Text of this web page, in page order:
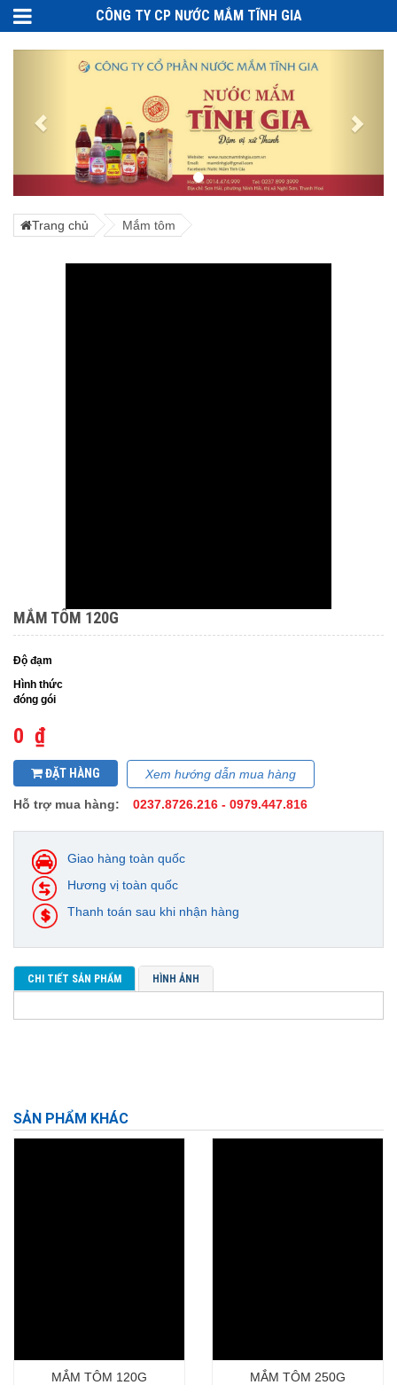
CÔNG TY CP NƯỚC MẮM TĨNH GIA
Trang chủ Mắm tôm
MẮM TÔM 120G
Độ đạm
Hình thức
đóng gói
0 ₫
ĐẶT HÀNG Xem hướng dẫn mua hàng
Hỗ trợ mua hàng: 0237.8726.216 - 0979.447.816
Giao hàng toàn quốc
Hương vị toàn quốc
Thanh toán sau khi nhận hàng
CHI TIẾT SẢN PHẨM HÌNH ẢNH
SẢN PHẨM KHÁC
MẮM TÔM 120G MẮM TÔM 250G